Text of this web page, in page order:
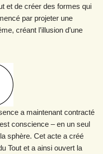
et de créer des formes qui
par projeter une
créant l’illusion d’une
a maintenant contracté
conscience – en un seul
sphère. Cet acte a créé
Tout et a ainsi ouvert la